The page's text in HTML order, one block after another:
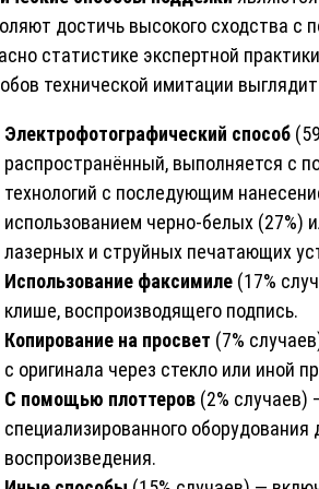
достичь высокого сходства с
статистике экспертной
технической имитации
Электрофотографический способ
распространённый, выполняется с
технологий с последующим
использованием черно-белых (27%)
лазерных и струйных печатающих
Использование факсимиле (17%
клише, воспроизводящего подпись.
Копирование на просвет (7%
с оригинала через стекло или иной
С помощью плоттеров (2% случаев)
специализированного оборудования
воспроизведения.